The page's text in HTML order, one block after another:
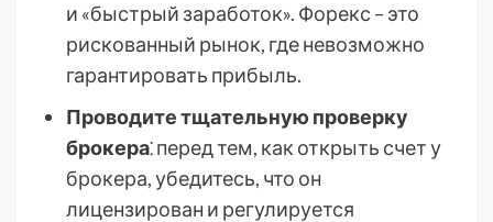
и «быстрый заработок». Форекс – это
рискованный рынок, где невозможно
гарантировать прибыль.
Проводите тщательную проверку
брокера⁚ перед тем, как открыть счет у
брокера, убедитесь, что он
лицензирован и регулируется